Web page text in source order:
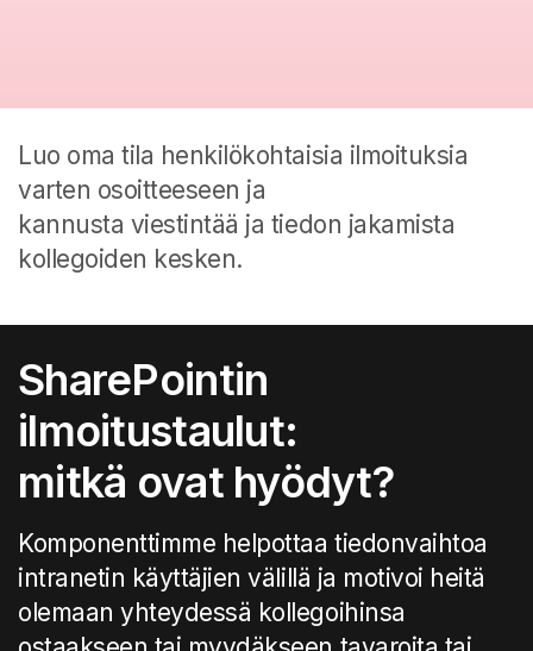
Luo oma tila henkilökohtaisia ilmoituksia
varten osoitteeseen ja
kannusta viestintää ja tiedon jakamista
kollegoiden kesken.
SharePointin
ilmoitustaulut:
mitkä ovat hyödyt?
Komponenttimme helpottaa tiedonvaihtoa
intranetin käyttäjien välillä ja motivoi heitä
olemaan yhteydessä kollegoihinsa